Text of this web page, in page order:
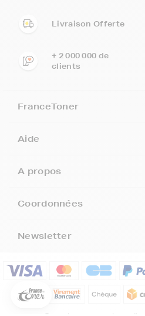
Livraison Offerte
+ 2 000 000 de
clients
FranceToner
Aide
A propos
Coordonnées
Newsletter
commande !
Inscrivez-vous à notre
commande * !